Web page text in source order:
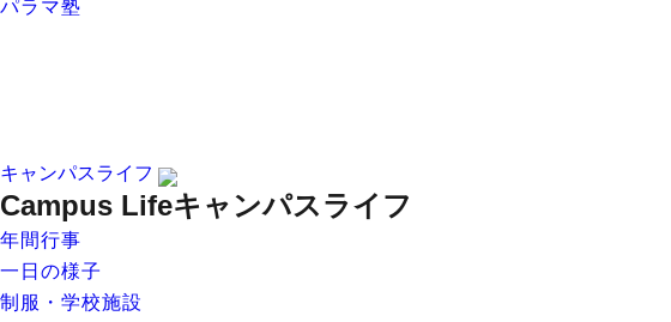
パラマ塾
キャンパスライフ
Campus Lifeキャンパスライフ
年間行事
一日の様子
制服・学校施設